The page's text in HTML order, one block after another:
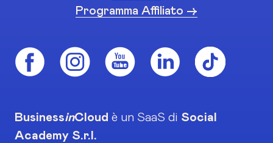
Programma Affiliato ->
BusinessinCloud è un SaaS di Social
Academy S.r.l.